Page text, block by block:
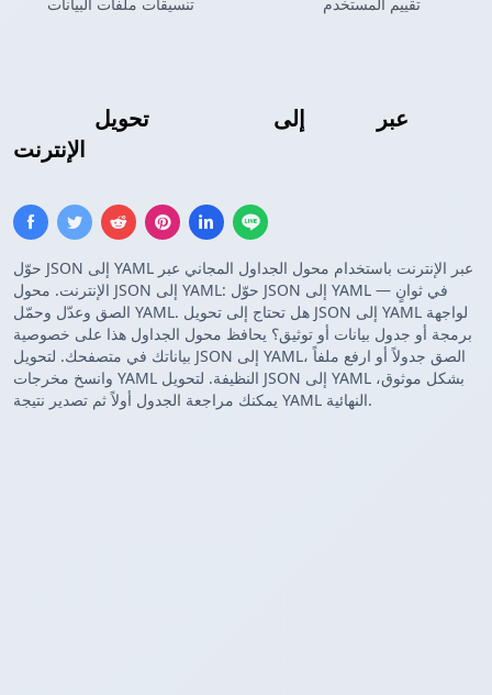
تحويل إلى
الإنترنت
حوّل JSON إلى YAML عبر الإنترنت باستخدام محول الجداول المجاني عبر
الإنترنت. محول JSON إلى YAML: حوّل JSON إلى YAML في ثوانٍ —
الصق وعدّل وحمّل YAML. هل تحتاج إلى تحويل JSON إلى YAML لواجهة
برمجة أو جدول بيانات أو توثيق؟ يحافظ محول الجداول هذا على خصوصية
بياناتك في متصفحك. لتحويل JSON إلى YAML، الصق جدولاً أو ارفع ملفاً
وانسخ مخرجات YAML النظيفة. لتحويل JSON إلى YAML بشكل موثوق،
يمكنك مراجعة الجدول أولاً ثم تصدير نتيجة YAML النهائية.